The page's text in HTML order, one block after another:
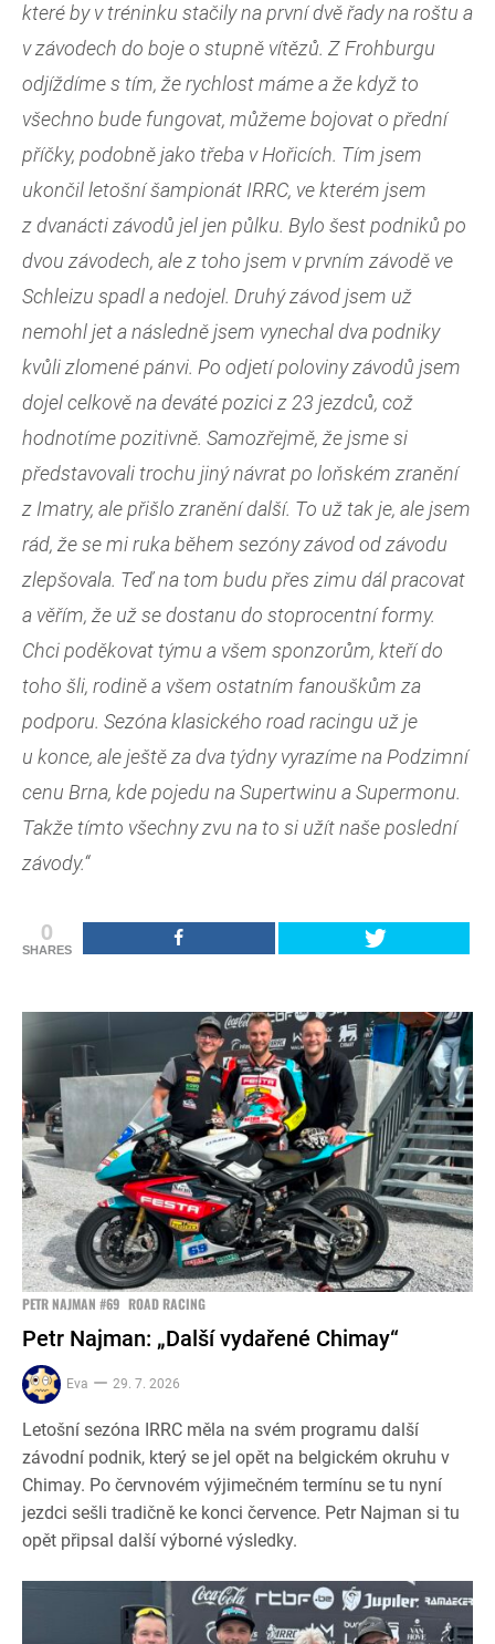
které by v tréninku stačily na první dvě řady na roštu a
v závodech do boje o stupně vítězů. Z Frohburgu
odjíždíme s tím, že rychlost máme a že když to
všechno bude fungovat, můžeme bojovat o přední
příčky, podobně jako třeba v Hořicích. Tím jsem
ukončil letošní šampionát IRRC, ve kterém jsem
z dvanácti závodů jel jen půlku. Bylo šest podniků po
dvou závodech, ale z toho jsem v prvním závodě ve
Schleizu spadl a nedojel. Druhý závod jsem už
nemohl jet a následně jsem vynechal dva podniky
kvůli zlomené pánvi. Po odjetí poloviny závodů jsem
dojel celkově na deváté pozici z 23 jezdců, což
hodnotíme pozitivně. Samozřejmě, že jsme si
představovali trochu jiný návrat po loňském zranění
z Imatry, ale přišlo zranění další. To už tak je, ale jsem
rád, že se mi ruka během sezóny závod od závodu
zlepšovala. Teď na tom budu přes zimu dál pracovat
a věřím, že už se dostanu do stoprocentní formy.
Chci poděkovat týmu a všem sponzorům, kteří do
toho šli, rodině a všem ostatním fanouškům za
podporu. Sezóna klasického road racingu už je
u konce, ale ještě za dva týdny vyrazíme na Podzimní
cenu Brna, kde pojedu na Supertwinu a Supermonu.
Takže tímto všechny zvu na to si užít naše poslední
závody.“
0
SHARES
PETR NAJMAN #69 ROAD RACING
Petr Najman: „Další vydařené Chimay“
Eva 29. 7. 2026
Letošní sezóna IRRC měla na svém programu další
závodní podnik, který se jel opět na belgickém okruhu v
Chimay. Po červnovém výjimečném termínu se tu nyní
jezdci sešli tradičně ke konci července. Petr Najman si tu
opět připsal další výborné výsledky.